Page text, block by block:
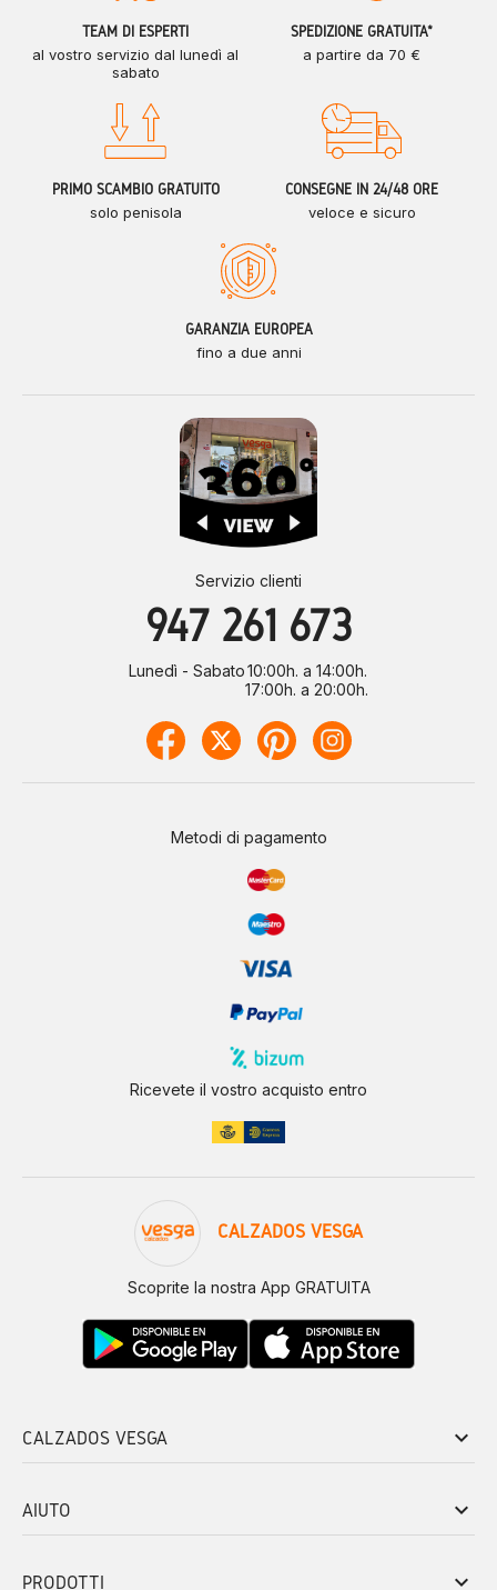
TEAM DI ESPERTI
al vostro servizio dal lunedì al
sabato
SPEDIZIONE GRATUITA*
a partire da 70 €
PRIMO SCAMBIO GRATUITO
solo penisola
CONSEGNE IN 24/48 ORE
veloce e sicuro
GARANZIA EUROPEA
fino a due anni
Servizio clienti
947 261 673
Lunedì - Sabato10:00h. a 14:00h.
17:00h. a 20:00h.
Metodi di pagamento
Ricevete il vostro acquisto entro
CALZADOS VESGA
Scoprite la nostra App GRATUITA
CALZADOS VESGA keyboard_arrow_down
AIUTO keyboard_arrow_down
PRODOTTI keyboard_arrow_down